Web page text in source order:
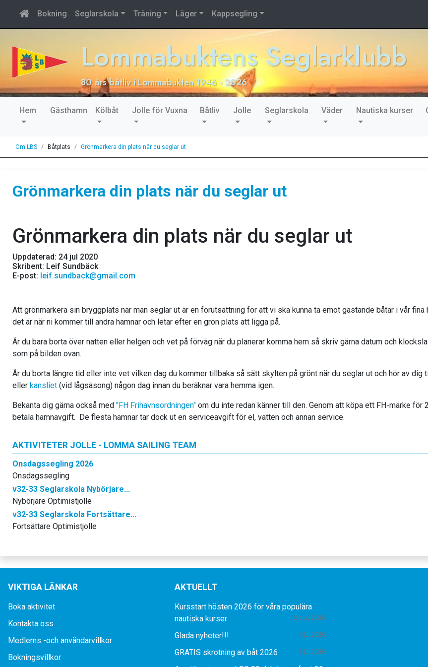
Bokning Seglarskola Träning Läger Kappsegling
Lommabuktens Seglarklubb
80 års båtliv i Lommabukten 1946 - 2026
Hem Gästhamn Kölbåt Jolle för Vuxna Båtliv Jolle Seglarskola Väder Nautiska kurser
Om LBS Båtplats Grönmarkera din plats när du seglar ut
Grönmarkera din plats när du seglar ut
Grönmarkera din plats när du seglar ut
Uppdaterad: 24 jul 2020
Skribent: Leif Sundbäck
E-post: leif.sundback@gmail.com
Att grönmarkera sin bryggplats när man seglar ut är en förutsättning för att vi ska kunna ta emot gästande båtar i vår
det är när ni kommer till andra hamnar och letar efter en grön plats att ligga på.
Är du bara borta över natten eller helgen och vet på förväg när du planerar komma hem så skriv gärna datum och
som på bilden ovan.
Är du borta längre tid eller inte vet vilken dag du kommer tillbaka så sätt skylten på grönt när du seglar ut och hör av dig
eller kansliet (vid lågsäsong) någon dag innan du beräknar vara hemma igen.
Bekanta dig gärna också med "FH Frihavnsordningen" om du inte redan känner till den. Genom att köpa ett FH-märke
betala hamnavgift. De flesta hamnar tar dock ut en serviceavgift för el, vatten och annan service.
AKTIVITETER JOLLE - LOMMA SAILING TEAM
Onsdagssegling 2026
Onsdagssegling
v32-33 Seglarskola Nybörjare...
Nybörjare Optimistjolle
v32-33 Seglarskola Fortsättare...
Fortsättare Optimistjolle
VIKTIGA LÄNKAR
Boka aktivitet
Kontakta oss
Medlems -och användarvillkor
Bokningsvillkor
AKTUELLT
Kursstart hösten 2026 för våra populära
nautiska kurser
2 aug 2026
Glada nyheter!!! 4 jul 2026
GRATIS skrotning av båt 2026 1 jul 2026